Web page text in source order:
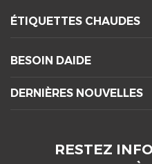
ÉTIQUETTES CHAUDES
BESOIN DAIDE
DERNIÈRES NOUVELLES
RESTEZ